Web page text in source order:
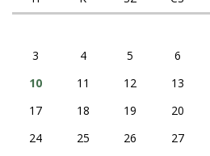
3
4 5 6
10
11 12 13
17
18 19 20
24
25 26 27